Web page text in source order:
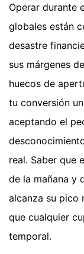
Operar durante
globales están
desastre
sus márgenes
huecos de
tu conversión
aceptando el
real. Saber que
de la mañana y
alcanza su pico
que cualquier
temporal.